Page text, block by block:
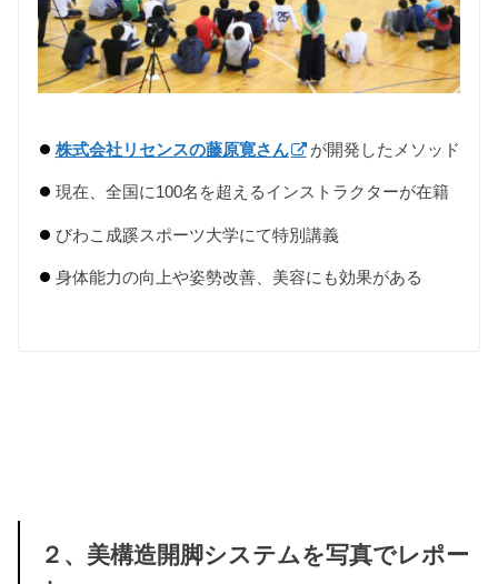
株式会社リセンスの藤原寛さん が開発したメソッド
現在、全国に100名を超えるインストラクターが在籍
びわこ成蹊スポーツ大学にて特別講義
身体能力の向上や姿勢改善、美容にも効果がある
２、美構造開脚システムを写真でレポー